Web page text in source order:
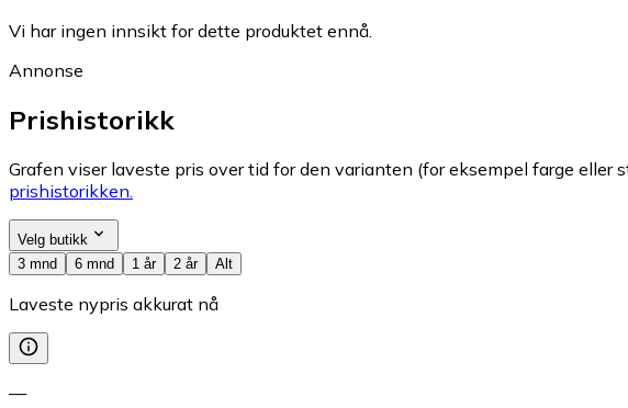
Vi har ingen innsikt for dette produktet ennå.
Annonse
Prishistorikk
Grafen viser laveste pris over tid for den varianten (for eksempel farge
prishistorikken.
Velg butikk
3 mnd
6 mnd 1 år 2 år Alt
Laveste nypris akkurat nå
—